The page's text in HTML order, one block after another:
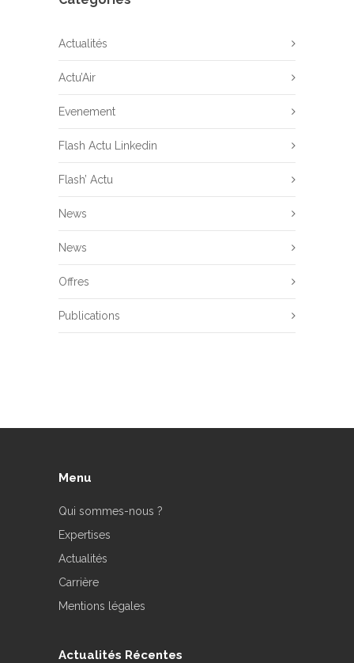
Actualités
Actu’Air
Evenement
Flash Actu Linkedin
Flash’ Actu
News
News
Offres
Publications
Menu
Qui sommes-nous ?
Expertises
Actualités
Carrière
Mentions légales
Actualités Récentes